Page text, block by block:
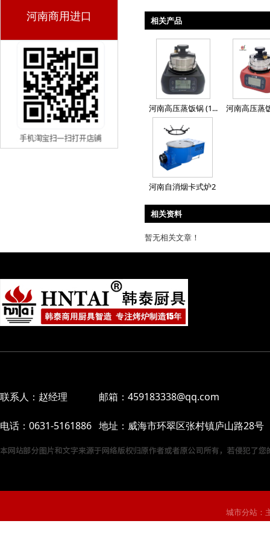
河南商用进口 相关产品
河南高压蒸饭锅 (1... 河南高压蒸
河南自消烟卡式炉2
相关资料
暂无相关文章！
联系人：赵经理 邮箱：459183338@qq.com
电话：0631-5161886 地址：威海市环翠区张村镇庐山路28号
城市分站：